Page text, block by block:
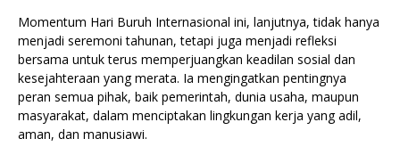
Momentum Hari Buruh Internasional ini, lanjutnya, tidak hanya
menjadi seremoni tahunan, tetapi juga menjadi refleksi
bersama untuk terus memperjuangkan keadilan sosial dan
kesejahteraan yang merata. Ia mengingatkan pentingnya
peran semua pihak, baik pemerintah, dunia usaha, maupun
masyarakat, dalam menciptakan lingkungan kerja yang adil,
aman, dan manusiawi.